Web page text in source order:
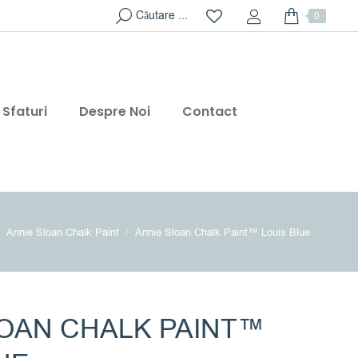
Search:Căutare ... 0
Sfaturi Despre Noi Contact
Annie Sloan Chalk Paint Annie Sloan Chalk Paint™ Louis Blue
CHALK PAINT™